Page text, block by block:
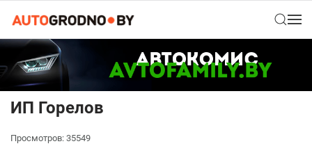
ИП Горелов
Просмотров: 35549